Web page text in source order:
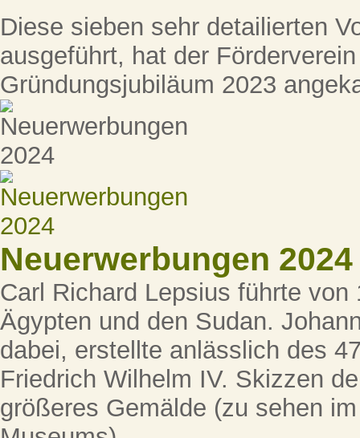
Diese sieben sehr detailierten
ausgeführt, hat der
Gründungsjubiläum 2023
Neuerwerbungen 2024
Carl Richard Lepsius führte
Ägypten und den Sudan.
dabei, erstellte anlässlich des
Friedrich Wilhelm IV. Skizzen
größeres Gemälde (zu sehen